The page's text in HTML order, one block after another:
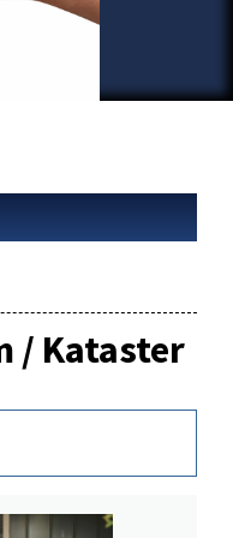
/ Kataster